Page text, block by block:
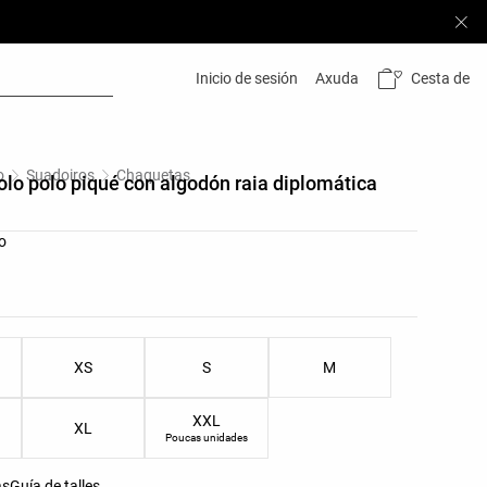
Inicio de sesión Axuda Cesta de
do produto
Suadoiros Chaquetas
polo piqué con algodón raia diplomática
do produto
XS S M
XL XXL
Poucas unidades